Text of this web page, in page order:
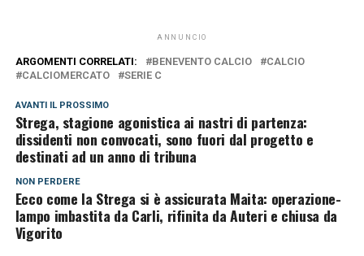
ANNUNCIO
ARGOMENTI CORRELATI: BENEVENTO CALCIO
CALCIO
CALCIOMERCATO
SERIE C
AVANTI IL ​​PROSSIMO
Strega, stagione agonistica ai nastri di partenza:
dissidenti non convocati, sono fuori dal progetto e
destinati ad un anno di tribuna
NON PERDERE
Ecco come la Strega si è assicurata Maita: operazione-
lampo imbastita da Carli, rifinita da Auteri e chiusa da
Vigorito